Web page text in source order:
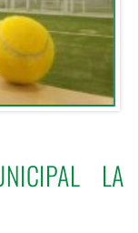
LA